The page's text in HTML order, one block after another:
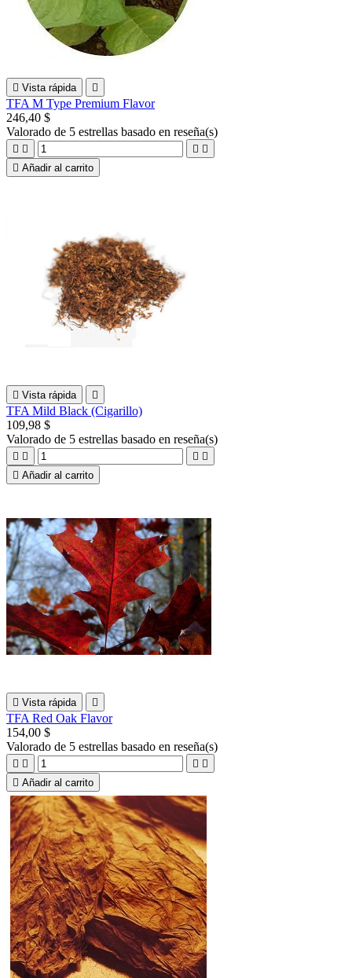
 Vista rápida 
TFA M Type Premium Flavor
246,40 $
Valorado de 5 estrellas basado en reseña(s)
   
 Añadir al carrito
 Vista rápida 
TFA Mild Black (Cigarillo)
109,98 $
Valorado de 5 estrellas basado en reseña(s)
   
 Añadir al carrito
 Vista rápida 
TFA Red Oak Flavor
154,00 $
Valorado de 5 estrellas basado en reseña(s)
   
 Añadir al carrito